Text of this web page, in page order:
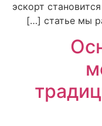
эскорт
статье мы